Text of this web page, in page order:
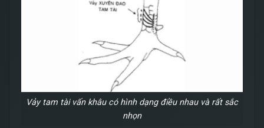
Vảy tam tài vấn khâu có hình dạng điều nhau và rất sắc
nhọn